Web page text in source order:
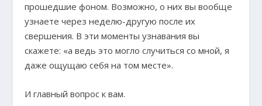
прошедшие фоном. Возможно, о них вы вообще
узнаете через неделю-другую после их
свершения. В эти моменты узнавания вы
скажете: «а ведь это могло случиться со мной, я
даже ощущаю себя на том месте».
И главный вопрос к вам.